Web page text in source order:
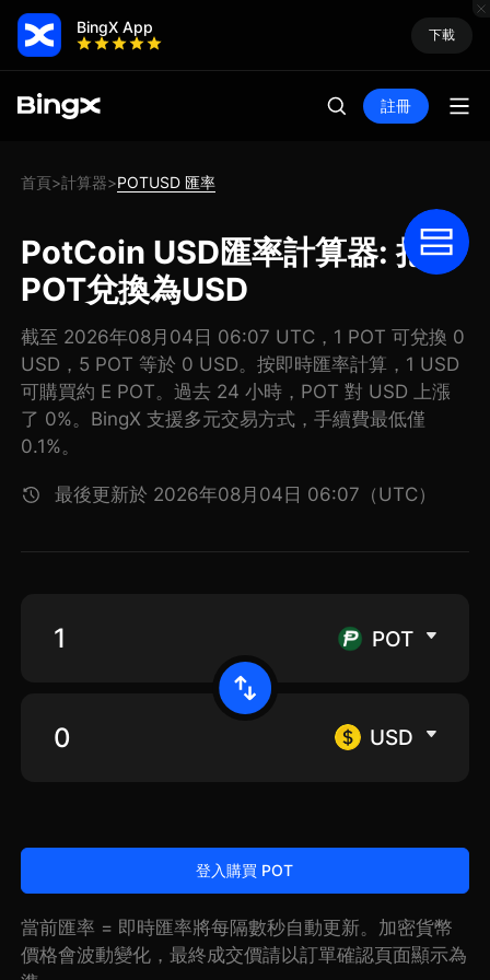
BingX App 下載
註冊
首頁>計算器>POTUSD 匯率
PotCoin USD匯率計算器: 把
POT兌換為USD
截至 2026年08月04日 06:07 UTC，1 POT 可兌換 0
USD，5 POT 等於 0 USD。按即時匯率計算，1 USD
可購買約 E POT。過去 24 小時，POT 對 USD 上漲
了 0%。BingX 支援多元交易方式，手續費最低僅
0.1%。
最後更新於 2026年08月04日 06:07（UTC）
POT
USD
登入購買 POT
當前匯率 = 即時匯率將每隔數秒自動更新。加密貨幣
價格會波動變化，最終成交價請以訂單確認頁面顯示為